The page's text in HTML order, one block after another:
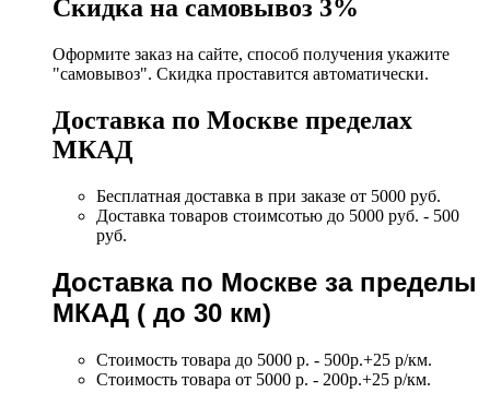
Скидка на самовывоз 3%
Оформите заказ на сайте, способ получения укажите
"самовывоз". Скидка проставится автоматически.
Доставка по Москве пределах
МКАД
Бесплатная доставка в при заказе от 5000 руб.
Доставка товаров стоимсотью до 5000 руб. - 500
руб.
Доставка по Москве за пределы
МКАД ( до 30 км)
Стоимость товара до 5000 р. - 500р.+25 р/км.
Стоимость товара от 5000 р. - 200р.+25 р/км.